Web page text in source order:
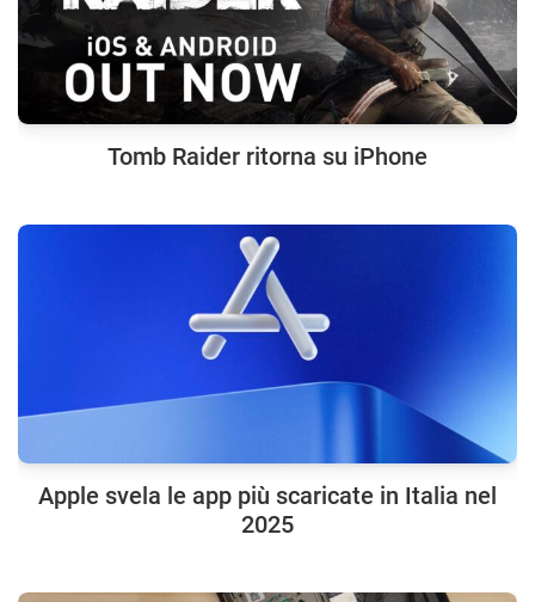
Tomb Raider ritorna su iPhone
Apple svela le app più scaricate in Italia nel
2025